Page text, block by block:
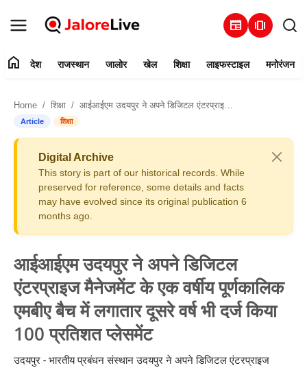
newspaper amp_stories
संपर्क करें
राजस्थान
खेल
शिक्षा
लाइफस्टाइल
मनोरंजन
home देश राजस्थान जालोर खेल शिक्षा लाइफस्टाइल मनोरंजन
Home शिक्षा आईआईएम उदयपुर ने अपने डिजिटल एंटरप्राइज मैनेजमेंट के एक वर्षीय पूर्णकालिक एमबीए बैच में लगातार दूसरे वर्ष भी दर्ज किया 100 प्रतिशत प्लेसमेंट
Article शिक्षा
Digital Archive
This story is part of our historical records. While
preserved for reference, some details and facts
may have evolved since its original publication 6
months ago.
आईआईएम उदयपुर ने अपने डिजिटल
एंटरप्राइज मैनेजमेंट के एक वर्षीय पूर्णकालिक
एमबीए बैच में लगातार दूसरे वर्ष भी दर्ज किया
100 प्रतिशत प्लेसमेंट
उदयपुर - भारतीय प्रबंधन संस्थान उदयपुर ने अपने डिजिटल एंटरप्राइज